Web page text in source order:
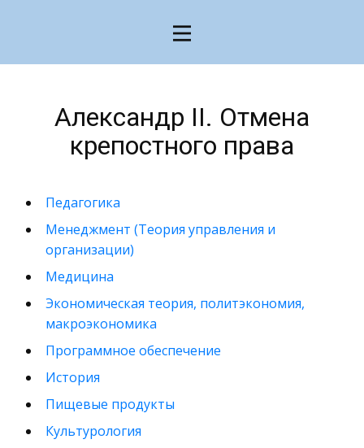
Александр II. Отмена
крепостного права
Педагогика
Менеджмент (Теория управления и
организации)
Медицина
Экономическая теория, политэкономия,
макроэкономика
Программное обеспечение
История
Пищевые продукты
Культурология